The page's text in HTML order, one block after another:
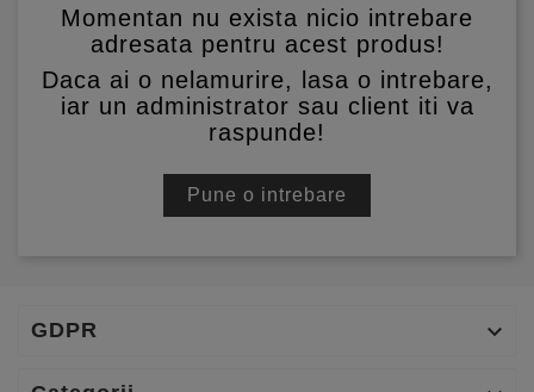
Momentan nu exista nicio intrebare
adresata pentru acest produs!
Daca ai o nelamurire, lasa o intrebare,
iar un administrator sau client iti va
raspunde!
Pune o intrebare
GDPR 